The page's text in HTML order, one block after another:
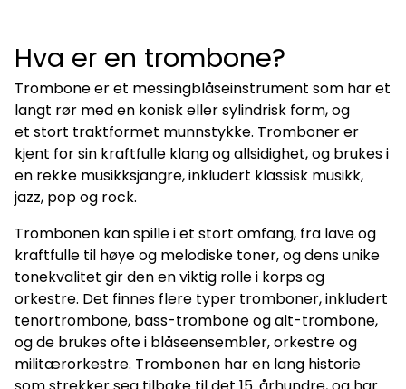
Hva er en trombone?
Trombone er et messingblåseinstrument som har et
langt rør med en konisk eller sylindrisk form, og
et stort traktformet munnstykke. Tromboner er
kjent for sin kraftfulle klang og allsidighet, og brukes i
en rekke musikksjangre, inkludert klassisk musikk,
jazz, pop og rock.
Trombonen kan spille i et stort omfang, fra lave og
kraftfulle til høye og melodiske toner, og dens unike
tonekvalitet gir den en viktig rolle i korps og
orkestre. Det finnes flere typer tromboner, inkludert
tenortrombone, bass-trombone og alt-trombone,
og de brukes ofte i blåseensembler, orkestre og
militærorkestre. Trombonen har en lang historie